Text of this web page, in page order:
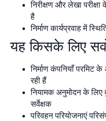
निरीक्षण और लेखा
है
निर्माण कार्यप्रवाह में
यह किसके लिए
निर्माण कंपनियाँ
रही हैं
नियामक अनुमोदन के लिए
सर्वेक्षक
परिवहन परियोजनाएं